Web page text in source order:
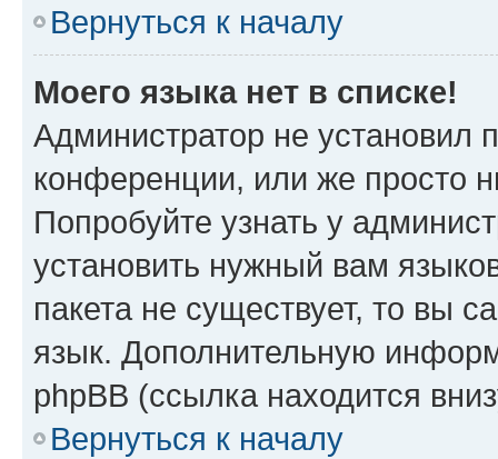
Вернуться к началу
Моего языка нет в списке!
Администратор не установил
конференции, или же просто
Попробуйте узнать у
установить нужный вам
пакета не существует, то вы
язык. Дополнительную
phpBB (ссылка находится
Вернуться к началу